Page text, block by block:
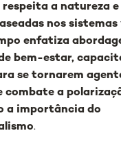
respeita a natureza
nos sistemas
enfatiza
bem-estar,
se tornarem
combate a
a importância do
.